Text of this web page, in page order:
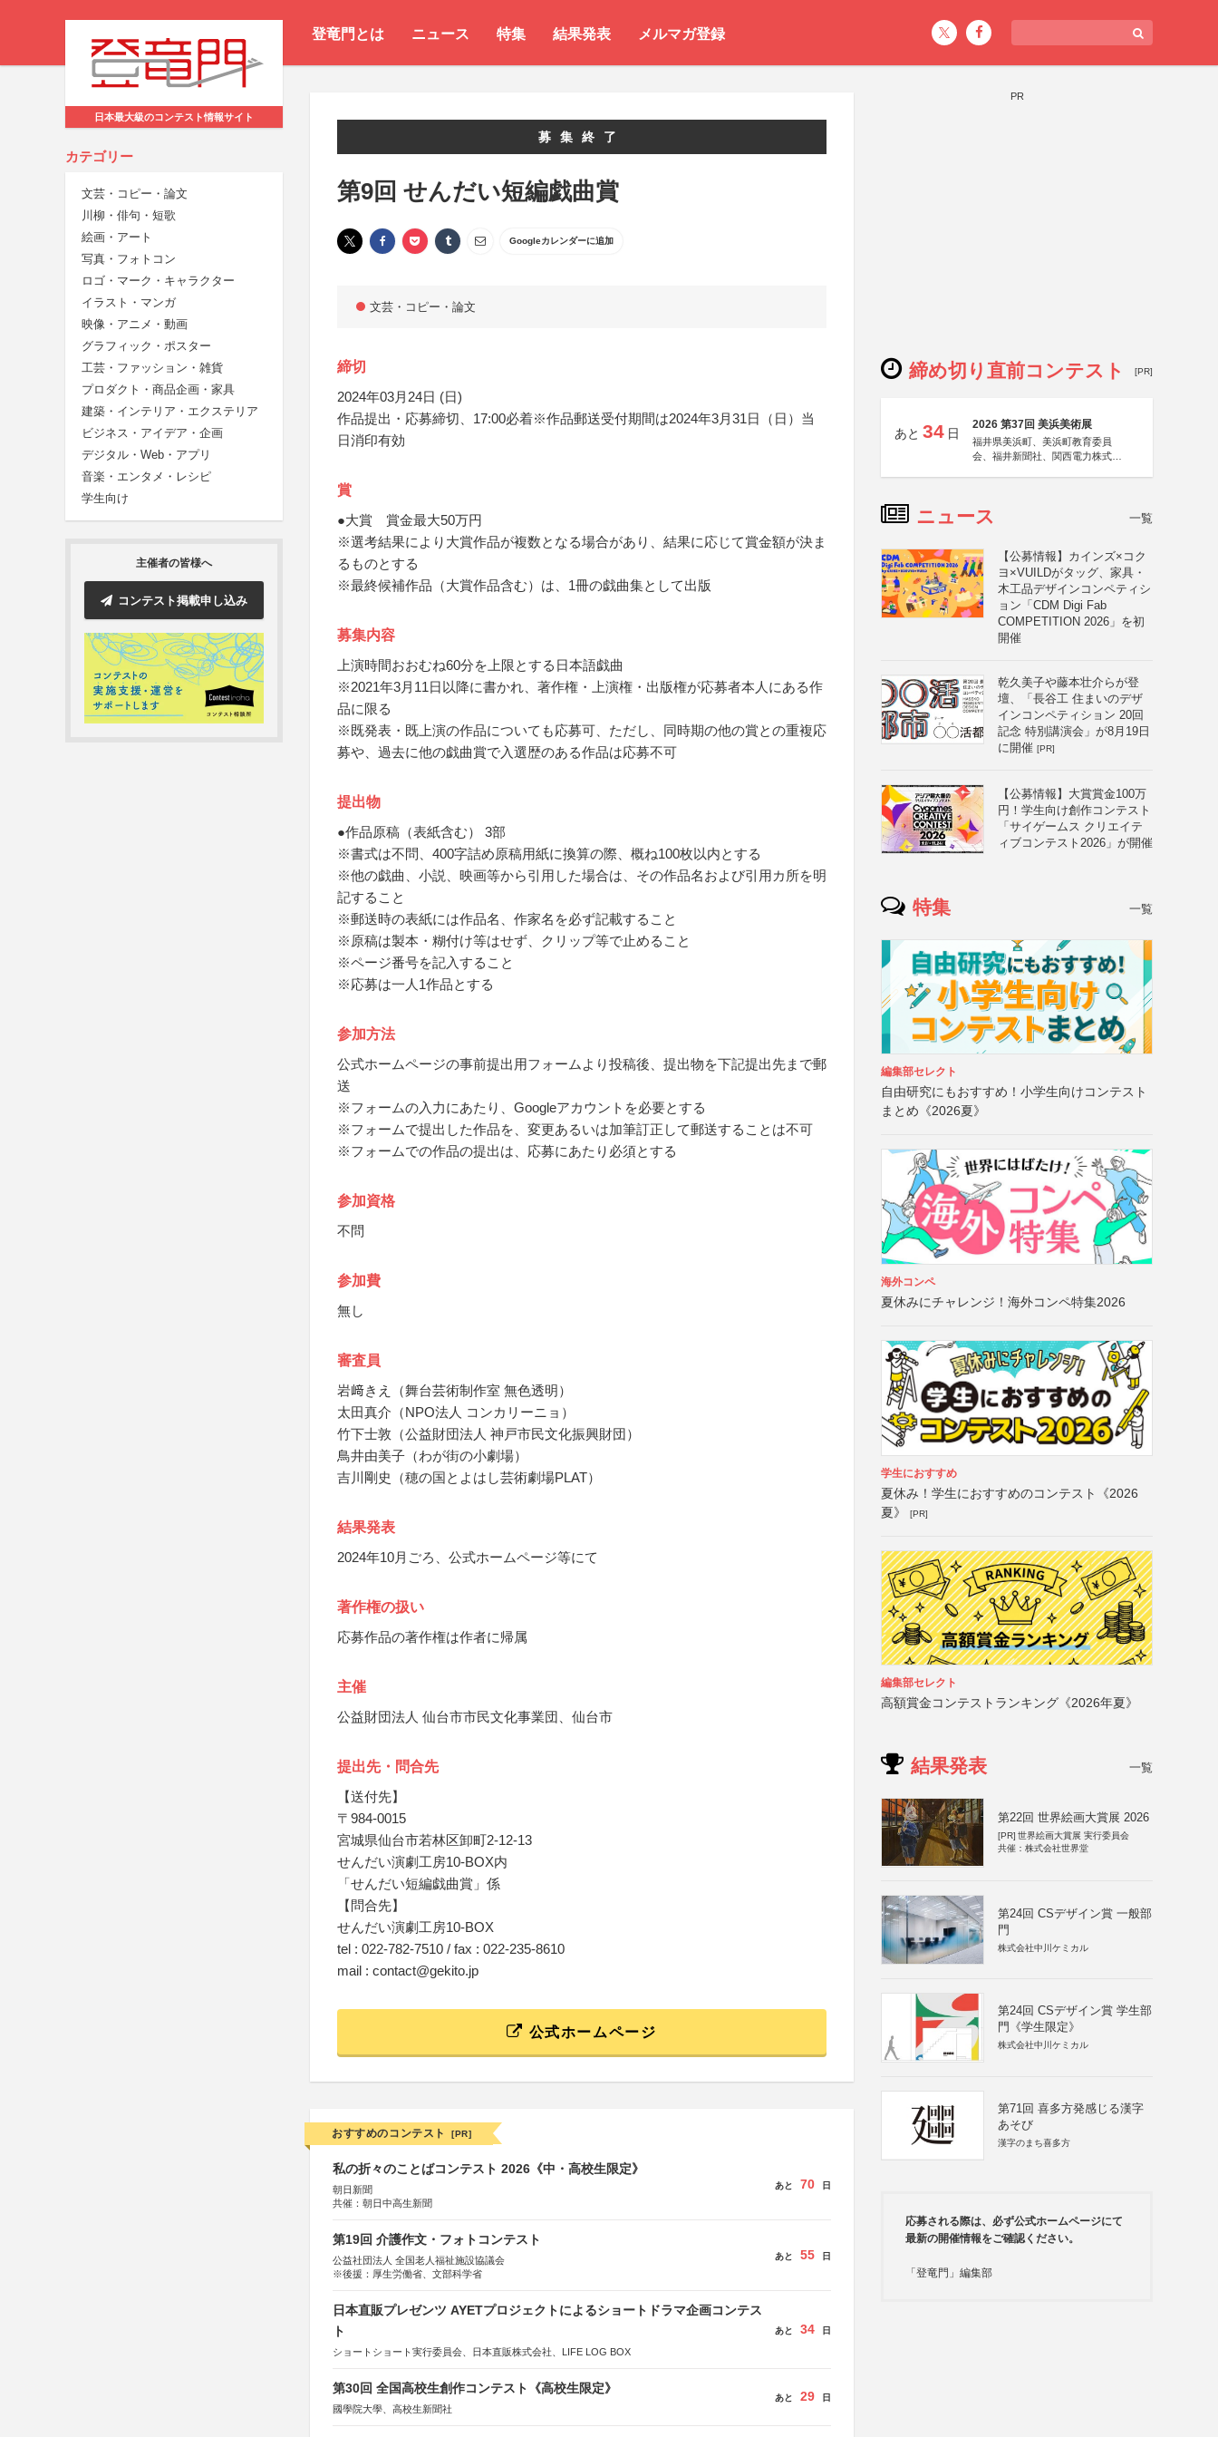
登竜門とは ニュース 特集 結果発表 メルマガ登録
日本最大級のコンテスト情報サイト
カテゴリー
文芸・コピー・論文
川柳・俳句・短歌
絵画・アート
写真・フォトコン
ロゴ・マーク・キャラクター
イラスト・マンガ
映像・アニメ・動画
グラフィック・ポスター
工芸・ファッション・雑貨
プロダクト・商品企画・家具
建築・インテリア・エクステリア
ビジネス・アイデア・企画
デジタル・Web・アプリ
音楽・エンタメ・レシピ
学生向け
主催者の皆様へ
コンテスト掲載申し込み
募集終了
第9回 せんだい短編戯曲賞
Googleカレンダーに追加
文芸・コピー・論文
締切
2024年03月24日 (日)
作品提出・応募締切、17:00必着※作品郵送受付期間は2024年3月31日（日）当
日消印有効
賞
●大賞 賞金最大50万円
※選考結果により大賞作品が複数となる場合があり、結果に応じて賞金額が決ま
るものとする
※最終候補作品（大賞作品含む）は、1冊の戯曲集として出版
募集内容
上演時間おおむね60分を上限とする日本語戯曲
※2021年3月11日以降に書かれ、著作権・上演権・出版権が応募者本人にある作
品に限る
※既発表・既上演の作品についても応募可、ただし、同時期の他の賞との重複応
募や、過去に他の戯曲賞で入選歴のある作品は応募不可
提出物
●作品原稿（表紙含む） 3部
※書式は不問、400字詰め原稿用紙に換算の際、概ね100枚以内とする
※他の戯曲、小説、映画等から引用した場合は、その作品名および引用カ所を明
記すること
※郵送時の表紙には作品名、作家名を必ず記載すること
※原稿は製本・糊付け等はせず、クリップ等で止めること
※ページ番号を記入すること
※応募は一人1作品とする
参加方法
公式ホームページの事前提出用フォームより投稿後、提出物を下記提出先まで郵
送
※フォームの入力にあたり、Googleアカウントを必要とする
※フォームで提出した作品を、変更あるいは加筆訂正して郵送することは不可
※フォームでの作品の提出は、応募にあたり必須とする
参加資格
不問
参加費
無し
審査員
岩﨑きえ（舞台芸術制作室 無色透明）
太田真介（NPO法人 コンカリーニョ）
竹下士敦（公益財団法人 神戸市民文化振興財団）
鳥井由美子（わが街の小劇場）
吉川剛史（穂の国とよはし芸術劇場PLAT）
結果発表
2024年10月ごろ、公式ホームページ等にて
著作権の扱い
応募作品の著作権は作者に帰属
主催
公益財団法人 仙台市市民文化事業団、仙台市
提出先・問合先
【送付先】
〒984-0015
宮城県仙台市若林区卸町2-12-13
せんだい演劇工房10-BOX内
「せんだい短編戯曲賞」係
【問合先】
せんだい演劇工房10-BOX
tel : 022-782-7510 / fax : 022-235-8610
mail : contact@gekito.jp
公式ホームページ
おすすめのコンテスト [PR]
私の折々のことばコンテスト 2026《中・高校生限定》
朝日新聞
共催：朝日中高生新聞
あと 70 日
第19回 介護作文・フォトコンテスト
公益社団法人 全国老人福祉施設協議会
※後援：厚生労働省、文部科学省
あと 55 日
日本直販プレゼンツ AYETプロジェクトによるショートドラマ企画コンテス
ト
ショートショート実行委員会、日本直販株式会社、LIFE LOG BOX
あと 34 日
第30回 全国高校生創作コンテスト《高校生限定》
國學院大學、高校生新聞社
あと 29 日
PR
締め切り直前コンテスト [PR]
あと 34 日
2026 第37回 美浜美術展
福井県美浜町、美浜町教育委員
会、福井新聞社、関西電力株式会
ニュース 一覧
【公募情報】カインズ×コク
ヨ×VUILDがタッグ、家具・
木工品デザインコンペティシ
ョン「CDM Digi Fab
COMPETITION 2026」を初
開催
乾久美子や藤本壮介らが登
壇、「長谷工 住まいのデザ
インコンペティション 20回
記念 特別講演会」が8月19日
に開催 [PR]
【公募情報】大賞賞金100万
円！学生向け創作コンテスト
「サイゲームス クリエイテ
ィブコンテスト2026」が開催
特集 一覧
編集部セレクト
自由研究にもおすすめ！小学生向けコンテスト
まとめ《2026夏》
海外コンペ
夏休みにチャレンジ！海外コンペ特集2026
学生におすすめ
夏休み！学生におすすめのコンテスト《2026
夏》
[PR]
編集部セレクト
高額賞金コンテストランキング《2026年夏》
結果発表 一覧
第22回 世界絵画大賞展 2026
[PR] 世界絵画大賞展 実行委員会
共催：株式会社世界堂
第24回 CSデザイン賞 一般部
門
株式会社中川ケミカル
第24回 CSデザイン賞 学生部
門《学生限定》
株式会社中川ケミカル
第71回 喜多方発感じる漢字
あそび
漢字のまち喜多方
応募される際は、必ず公式ホームページにて
最新の開催情報をご確認ください。
「登竜門」編集部